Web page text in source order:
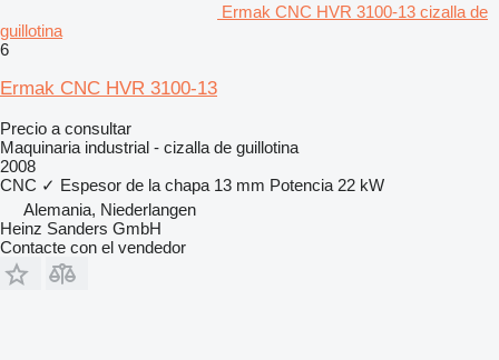
Ermak CNC HVR 3100-13 cizalla de
guillotina
6
Ermak CNC HVR 3100-13
Precio a consultar
Maquinaria industrial - cizalla de guillotina
2008
CNC ✓ Espesor de la chapa 13 mm Potencia 22 kW
Alemania, Niederlangen
Heinz Sanders GmbH
Contacte con el vendedor